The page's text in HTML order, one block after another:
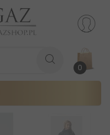
0